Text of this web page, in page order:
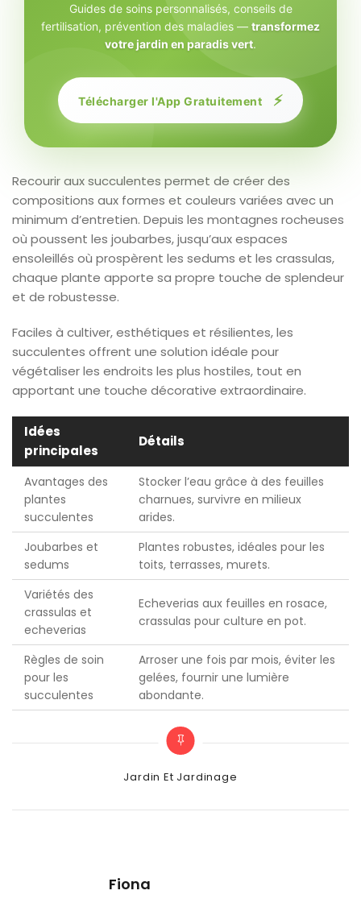
Guides de soins personnalisés, conseils de
fertilisation, prévention des maladies — transformez
votre jardin en paradis vert.
Télécharger l'App Gratuitement ⚡
Recourir aux succulentes permet de créer des
compositions aux formes et couleurs variées avec un
minimum d’entretien. Depuis les montagnes rocheuses
où poussent les joubarbes, jusqu’aux espaces
ensoleillés où prospèrent les sedums et les crassulas,
chaque plante apporte sa propre touche de splendeur
et de robustesse.
Faciles à cultiver, esthétiques et résilientes, les
succulentes offrent une solution idéale pour
végétaliser les endroits les plus hostiles, tout en
apportant une touche décorative extraordinaire.
Idées
principales
Détails
Avantages des
plantes
succulentes
Stocker l’eau grâce à des feuilles
charnues, survivre en milieux
arides.
Joubarbes et
sedums
Plantes robustes, idéales pour les
toits, terrasses, murets.
Variétés des
crassulas et
echeverias
Echeverias aux feuilles en rosace,
crassulas pour culture en pot.
Règles de soin
pour les
succulentes
Arroser une fois par mois, éviter les
gelées, fournir une lumière
abondante.
Categories
Jardin Et Jardinage
Fiona